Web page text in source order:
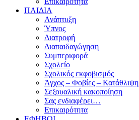
ΠΑΙΔΙΑ
Ανάπτυξη
Ύπνος
Διατροφή
Διαπαιδαγώγηση
Συμπεριφορά
Σχολείο
Σχολικός εκφοβισμός
Άγχος – Φοβίες – Κατάθλιψη
Σεξουαλική κακοποίηση
Σας ενδιαφέρει…
Επικαιρότητα